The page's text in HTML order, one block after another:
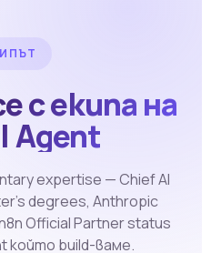
с екипа на
Agent
expertise — Chief AI
degrees, Anthropic
Official Partner status
който build-ваме.